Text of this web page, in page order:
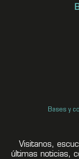
Bases y
Visitanos,
últimas noticias,